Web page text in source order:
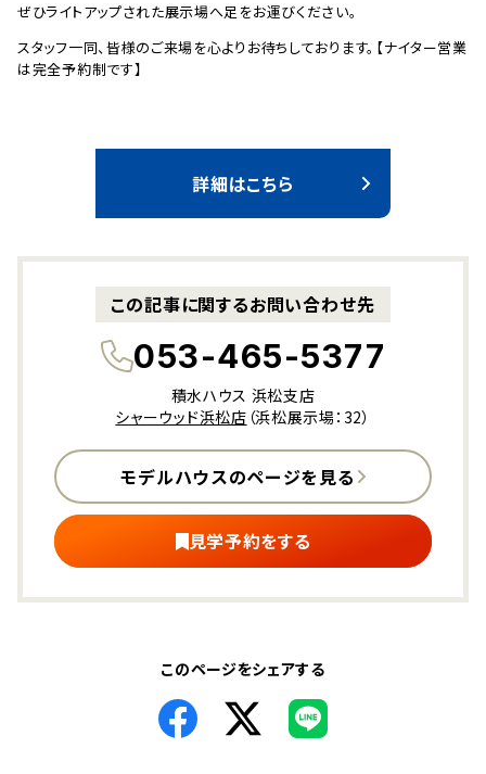
ぜひライトアップされた展示場へ足をお運びください。
スタッフ一同、皆様のご来場を心よりお待ちしております。【ナイター営業
は完全予約制です】
詳細はこちら
この記事に関するお問い合わせ先
053-465-5377
積水ハウス 浜松支店
シャーウッド浜松店 （浜松展示場：32）
モデルハウスのページを見る
見学予約をする
このページをシェアする